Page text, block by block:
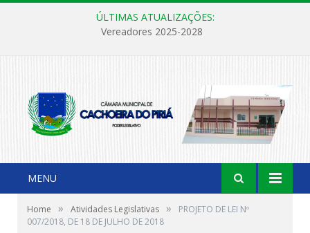
ÚLTIMAS ATUALIZAÇÕES:
Vereadores 2025-2028
MENU
Home » Atividades Legislativas »
PROJETO DE LEI Nº
007/2018, DE 18 DE JULHO DE 2018